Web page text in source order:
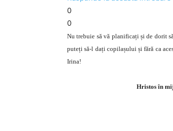
0
0
Nu trebuie să vă planificați și de dorit
puteți să-l dați copilașului și fără ca
Irina!
Hristos în